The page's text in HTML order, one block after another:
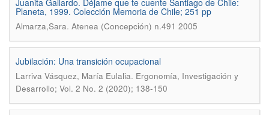
Juanita Gallardo. Déjame que te cuente Santiago de Chile:
Planeta, 1999. Colección Memoria de Chile; 251 pp
Almarza,Sara. Atenea (Concepción) n.491 2005
Jubilación: Una transición ocupacional
Larriva Vásquez, María Eulalia. Ergonomía, Investigación y
Desarrollo; Vol. 2 No. 2 (2020); 138-150